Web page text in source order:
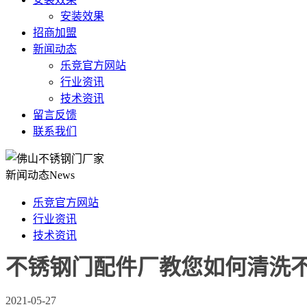
安装效果
招商加盟
新闻动态
乐竞官方网站
行业资讯
技术资讯
留言反馈
联系我们
新闻动态News
乐竞官方网站
行业资讯
技术资讯
不锈钢门配件厂教您如何清洗
2021-05-27